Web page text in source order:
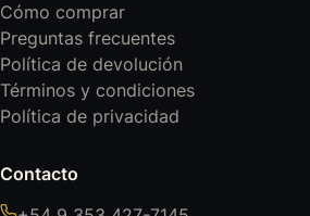
Cómo comprar
Preguntas frecuentes
Política de devolución
Términos y condiciones
Política de privacidad
Contacto